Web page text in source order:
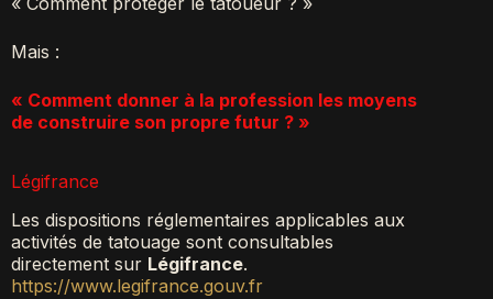
Mais :
« Comment donner à la profession les moyens
de construire son propre futur ? »
Légifrance
Les dispositions réglementaires applicables aux
activités de tatouage sont consultables
directement sur Légifrance.
https://www.legifrance.gouv.fr